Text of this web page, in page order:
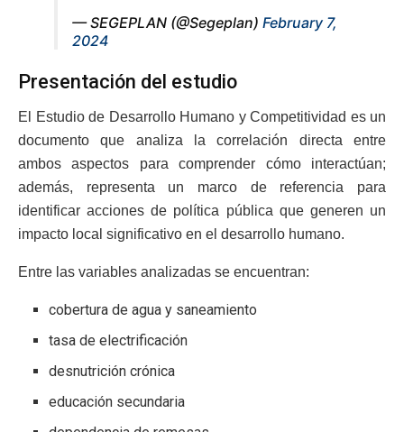
— SEGEPLAN (@Segeplan) February 7,
2024
Presentación del estudio
El Estudio de Desarrollo Humano y Competitividad es un
documento que analiza la correlación directa entre
ambos aspectos para comprender cómo interactúan;
además, representa un marco de referencia para
identificar acciones de política pública que generen un
impacto local significativo en el desarrollo humano.
Entre las variables analizadas se encuentran:
cobertura de agua y saneamiento
tasa de electrificación
desnutrición crónica
educación secundaria